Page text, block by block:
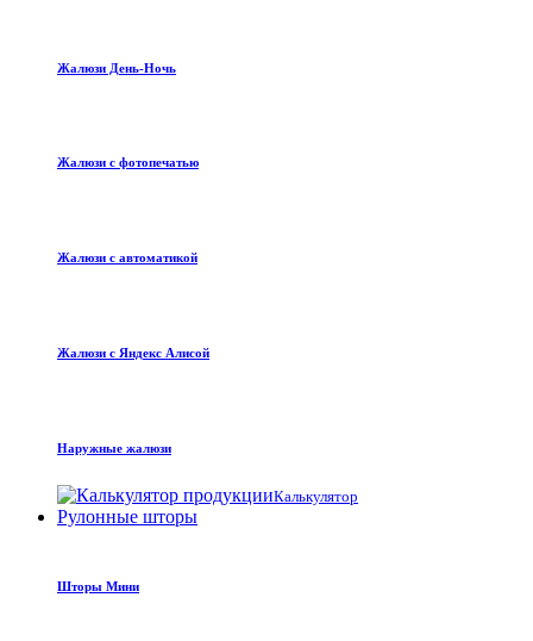
Жалюзи День-Ночь
Жалюзи с фотопечатью
Жалюзи с автоматикой
Жалюзи с Яндекс Алисой
Наружные жалюзи
Калькулятор
Рулонные шторы
Шторы Мини